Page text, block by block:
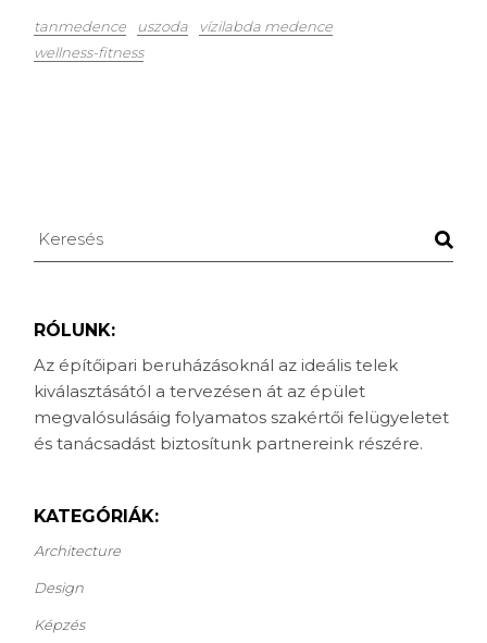
tanmedence uszoda
vízilabda medence
wellness-fitness
Keresés
RÓLUNK:
Az építőipari beruházásoknál az ideális telek
kiválasztásától a tervezésen át az épület
megvalósulásáig folyamatos szakértői felügyeletet
és tanácsadást biztosítunk partnereink részére.
KATEGÓRIÁK:
Architecture
Design
Képzés